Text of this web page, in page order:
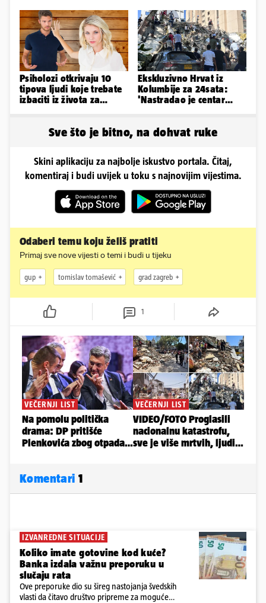
sebičan...
Psiholozi otkrivaju 10
tipova ljudi koje trebate
izbaciti iz života za
Ekskluzivno Hrvat iz
Kolumbije za 24sata:
'Nastradao je centar
Sve što je bitno, na dohvat ruke
Skini aplikaciju za najbolje iskustvo portala. Čitaj,
komentiraj i budi uvijek u toku s najnovijim vijestima.
Odaberi temu koju želiš pratiti
Primaj sve nove vijesti o temi i budi u tijeku
gup tomislav tomašević grad zagreb
1
Komentari 1
IZVANREDNE SITUACIJE
Koliko imate gotovine kod kuće?
Banka izdala važnu preporuku u
slučaju rata
Ove preporuke dio su šireg nastojanja švedskih
vlasti da čitavo društvo pripreme za moguće